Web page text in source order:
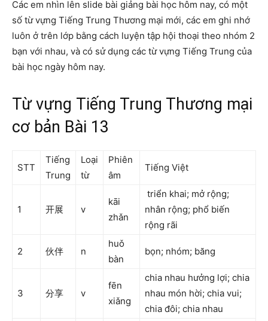
Các em nhìn lên slide bài giảng bài học hôm nay, có một
số từ vựng Tiếng Trung Thương mại mới, các em ghi nhớ
luôn ở trên lớp bằng cách luyện tập hội thoại theo nhóm 2
bạn với nhau, và có sử dụng các từ vựng Tiếng Trung của
bài học ngày hôm nay.
Từ vựng Tiếng Trung Thương mại
cơ bản Bài 13
STT
Tiếng
Trung
Loại
từ
Phiên
âm
Tiếng Việt
1 开展 v
kāi
zhǎn
triển khai; mở rộng;
nhân rộng; phổ biến
rộng rãi
2 伙伴 n
huǒ
bàn
bọn; nhóm; băng
3 分享 v
fēn
xiǎng
chia nhau hưởng lợi; chia
nhau món hời; chia vui;
chia đôi; chia nhau